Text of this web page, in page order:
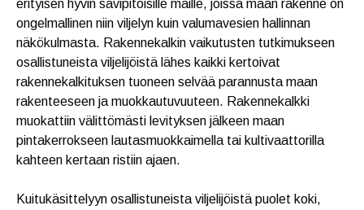
erityisen hyvin savipitoisille maille, joissa maan rakenne on
ongelmallinen niin viljelyn kuin valumavesien hallinnan
näkökulmasta. Rakennekalkin vaikutusten tutkimukseen
osallistuneista viljelijöistä lähes kaikki kertoivat
rakennekalkituksen tuoneen selvää parannusta maan
rakenteeseen ja muokkautuvuuteen. Rakennekalkki
muokattiin välittömästi levityksen jälkeen maan
pintakerrokseen lautasmuokkaimella tai kultivaattorilla
kahteen kertaan ristiin ajaen.
Kuitukäsittelyyn osallistuneista viljelijöistä puolet koki,